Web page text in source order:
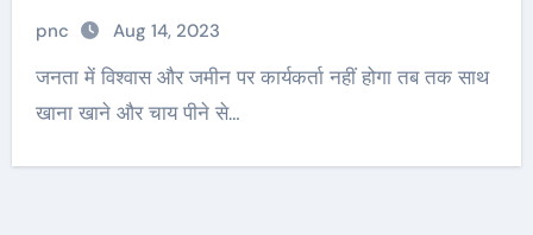
pnc Aug 14, 2023
जनता में विश्वास और जमीन पर कार्यकर्ता नहीं होगा तब तक साथ
खाना खाने और चाय पीने से…